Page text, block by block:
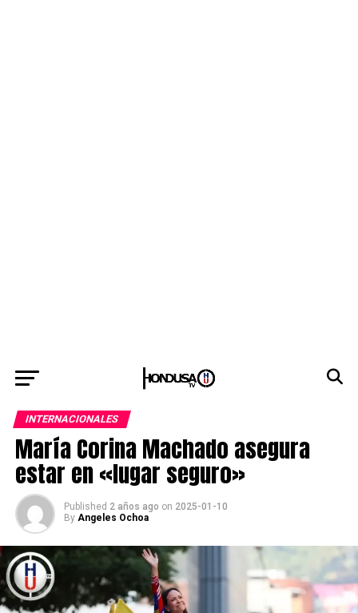
INTERNACIONALES
María Corina Machado asegura
estar en «lugar seguro»
Published 2 años ago on 2025-01-10
By Angeles Ochoa